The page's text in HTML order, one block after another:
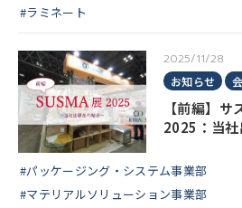
#ラミネート
2025/11/28
お知らせ
【前編】
2025：当
#パッケージング・システム事業部
#マテリアルソリューション事業部